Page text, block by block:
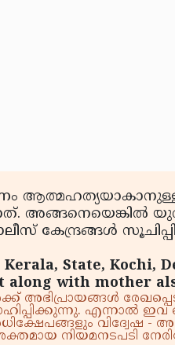
അങ്ങനെയെങ്കില്‍
കേന്ദ്രങ്ങള്‍
Kerala, State, Kochi,
along with mother
അഭിപ്രായങ്ങൾ
എന്നാൽ
വിദ്വേഷ -
നിയമനടപടി